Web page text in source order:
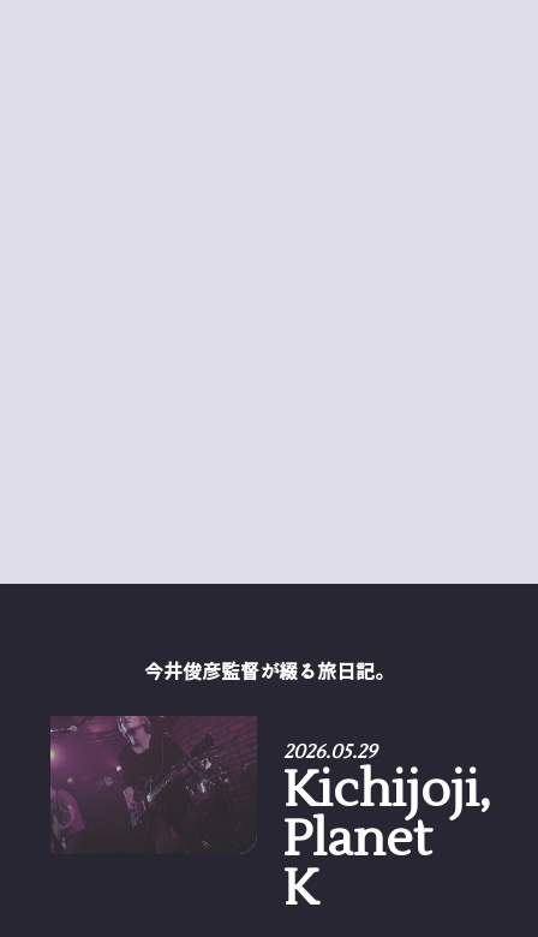
今井俊彦監督が綴る旅日記。
2026.05.29
Kichijoji,
Planet
K